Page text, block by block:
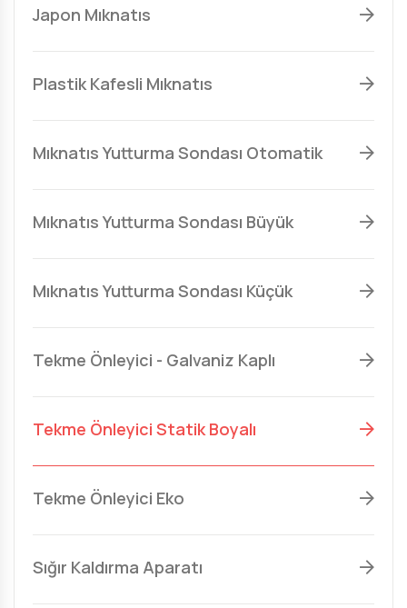
Japon Mıknatıs
Plastik Kafesli Mıknatıs
Mıknatıs Yutturma Sondası Otomatik
Mıknatıs Yutturma Sondası Büyük
Mıknatıs Yutturma Sondası Küçük
Tekme Önleyici - Galvaniz Kaplı
Tekme Önleyici Statik Boyalı
Tekme Önleyici Eko
Sığır Kaldırma Aparatı